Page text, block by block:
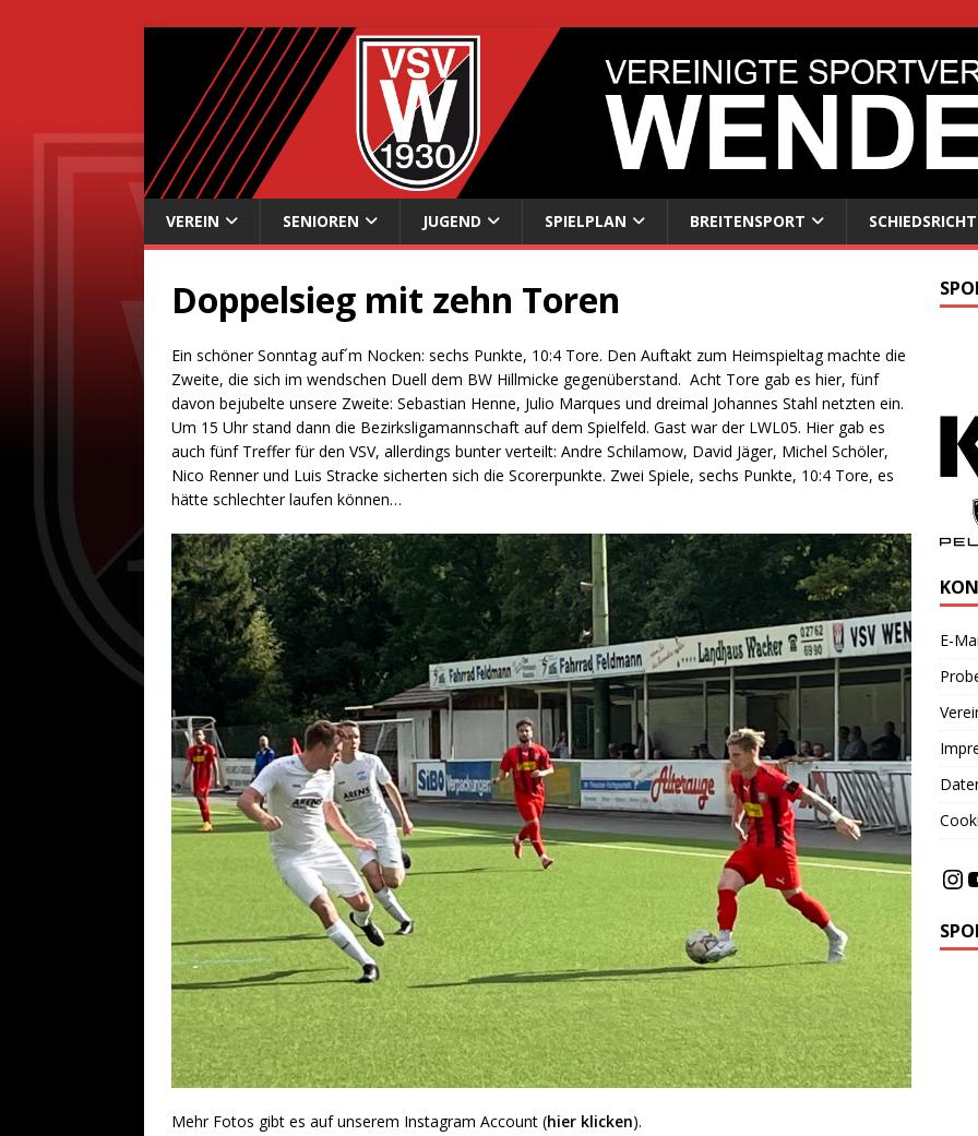
VEREIN SENIOREN JUGEND SPIELPLAN BREITENSPORT
Doppelsieg mit zehn Toren
Ein schöner Sonntag auf´m Nocken: sechs Punkte, 10:4 Tore. Den Auftakt zum Heimspieltag machte die
Zweite, die sich im wendschen Duell dem BW Hillmicke gegenüberstand. Acht Tore gab es hier, fünf
davon bejubelte unsere Zweite: Sebastian Henne, Julio Marques und dreimal Johannes Stahl netzten ein.
Um 15 Uhr stand dann die Bezirksligamannschaft auf dem Spielfeld. Gast war der LWL05. Hier gab es
auch fünf Treffer für den VSV, allerdings bunter verteilt: Andre Schilamow, David Jäger, Michel Schöler,
Nico Renner und Luis Stracke sicherten sich die Scorerpunkte. Zwei Spiele, sechs Punkte, 10:4 Tore, es
hätte schlechter laufen können…
Mehr Fotos gibt es auf unserem Instagram Account (hier klicken).
E-